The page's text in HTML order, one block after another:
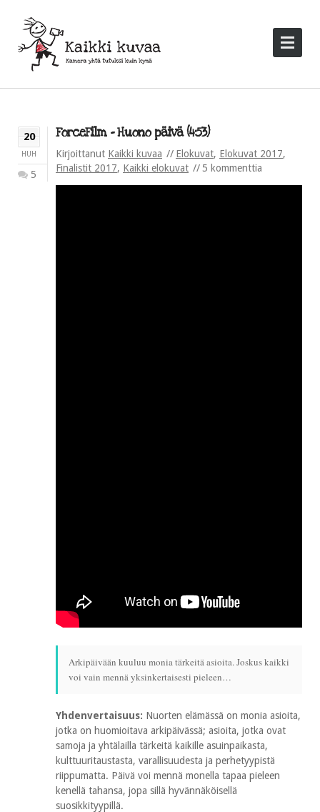
20
HUH
5
ForceFilm – Huono päivä (4:53)
Kirjoittanut Kaikki kuvaa Elokuvat, Elokuvat 2017,
Finalistit 2017, Kaikki elokuvat 5 kommenttia
Arkipäivään kuuluu monia tärkeitä asioita. Joskus kaikki
voi vain mennä yksinkertaisesti pieleen…
Yhdenvertaisuus: Nuorten elämässä on monia asioita,
jotka on huomioitava arkipäivässä; asioita, jotka ovat
samoja ja yhtälailla tärkeitä kaikille asuinpaikasta,
kulttuuritaustasta, varallisuudesta ja perhetyypistä
riippumatta. Päivä voi mennä monella tapaa pieleen
kenellä tahansa, jopa sillä hyvännäköisellä
suosikkityypillä.